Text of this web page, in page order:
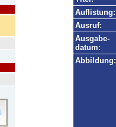
Auflistung:
Ausruf:
Ausgabe-
datum:
Abbildung: